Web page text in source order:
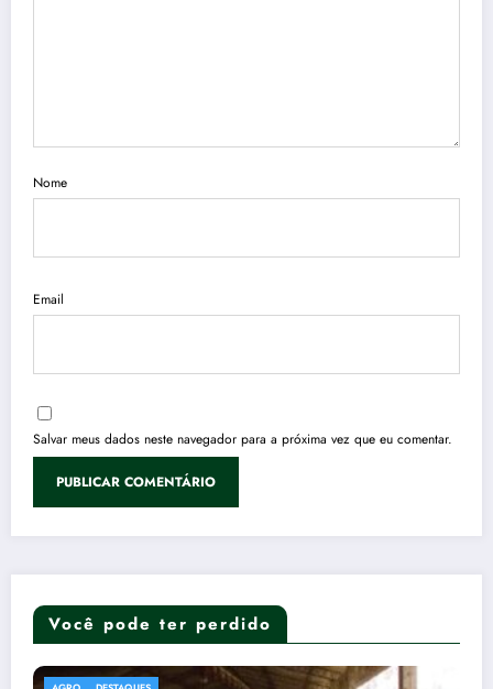
Nome
Email
Salvar meus dados neste navegador para a próxima vez que eu comentar.
Você pode ter perdido